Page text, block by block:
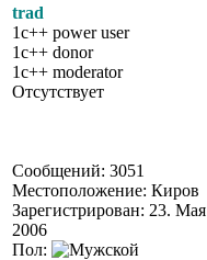
trad
1c++ power user
1c++ donor
1c++ moderator
Отсутствует
Сообщений: 3051
Местоположение: Киров
Зарегистрирован: 23. Мая
2006
Пол: